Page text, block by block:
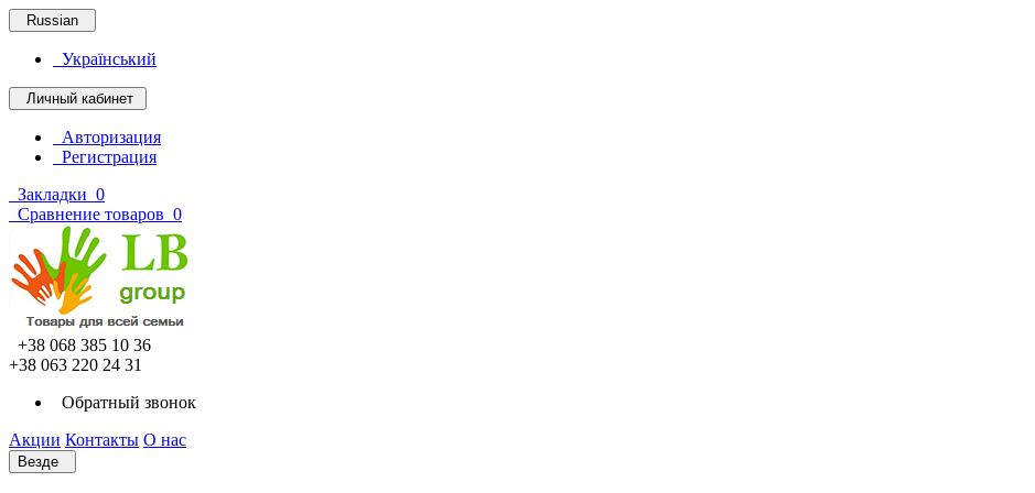
Russian
Український
Личный кабинет
Авторизация
Регистрация
Закладки 0
Сравнение товаров 0
+38 068 385 10 36
+38 063 220 24 31
Обратный звонок
Акции Контакты О нас
Везде